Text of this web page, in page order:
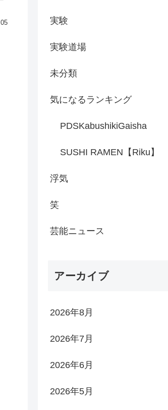
実験
実験道場
未分類
気になるランキング
PDSKabushikiGaisha
SUSHI RAMEN【Riku】
浮気
笑
芸能ニュース
アーカイブ
2026年8月
2026年7月
2026年6月
2026年5月